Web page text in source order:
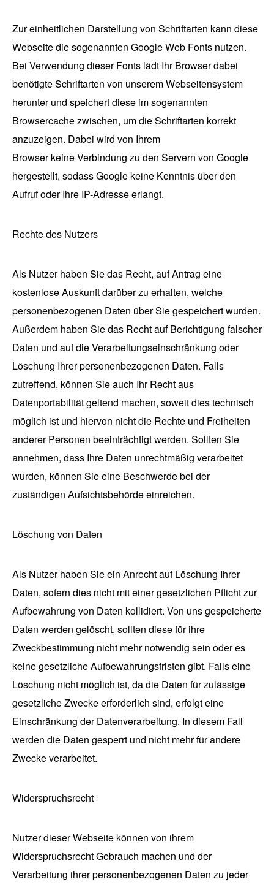
Zur einheitlichen Darstellung von Schriftarten kann diese
Webseite die sogenannten Google Web Fonts nutzen.
Bei Verwendung dieser Fonts lädt Ihr Browser dabei
benötigte Schriftarten von unserem Webseitensystem
herunter und speichert diese im sogenannten
Browsercache zwischen, um die Schriftarten korrekt
anzuzeigen. Dabei wird von Ihrem
Browser keine Verbindung zu den Servern von Google
hergestellt, sodass Google keine Kenntnis über den
Aufruf oder Ihre IP-Adresse erlangt.
Rechte des Nutzers
Als Nutzer haben Sie das Recht, auf Antrag eine
kostenlose Auskunft darüber zu erhalten, welche
personenbezogenen Daten über Sie gespeichert wurden.
Außerdem haben Sie das Recht auf Berichtigung falscher
Daten und auf die Verarbeitungseinschränkung oder
Löschung Ihrer personenbezogenen Daten. Falls
zutreffend, können Sie auch Ihr Recht aus
Datenportabilität geltend machen, soweit dies technisch
möglich ist und hiervon nicht die Rechte und Freiheiten
anderer Personen beeinträchtigt werden. Sollten Sie
annehmen, dass Ihre Daten unrechtmäßig verarbeitet
wurden, können Sie eine Beschwerde bei der
zuständigen Aufsichtsbehörde einreichen.
Löschung von Daten
Als Nutzer haben Sie ein Anrecht auf Löschung Ihrer
Daten, sofern dies nicht mit einer gesetzlichen Pflicht zur
Aufbewahrung von Daten kollidiert. Von uns gespeicherte
Daten werden gelöscht, sollten diese für ihre
Zweckbestimmung nicht mehr notwendig sein oder es
keine gesetzliche Aufbewahrungsfristen gibt. Falls eine
Löschung nicht möglich ist, da die Daten für zulässige
gesetzliche Zwecke erforderlich sind, erfolgt eine
Einschränkung der Datenverarbeitung. In diesem Fall
werden die Daten gesperrt und nicht mehr für andere
Zwecke verarbeitet.
Widerspruchsrecht
Nutzer dieser Webseite können von ihrem
Widerspruchsrecht Gebrauch machen und der
Verarbeitung ihrer personenbezogenen Daten zu jeder